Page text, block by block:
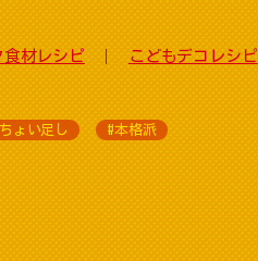
食材レシピ こどもデコレシピ
ょい足し #本格派